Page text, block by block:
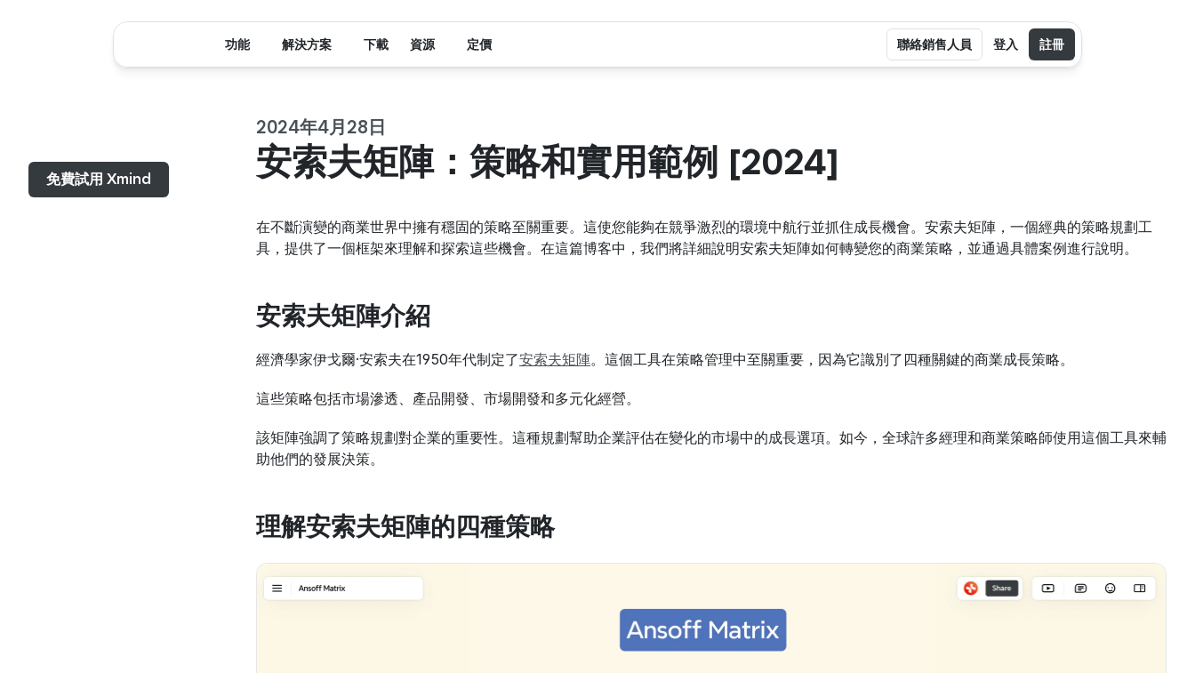
免費試用 Xmind
2024年4月28日
安索夫矩陣：策略和實用範例 [2024]
在不斷演變的商業世界中擁有穩固的策略至關重要。這使您能夠在競爭激烈的環境中航行並抓住成長機會。安索夫矩陣，一個經典的策略規劃工
具，提供了一個框架來理解和探索這些機會。在這篇博客中，我們將詳細說明安索夫矩陣如何轉變您的商業策略，並通過具體案例進行說明。
安索夫矩陣介紹
經濟學家伊戈爾·安索夫在1950年代制定了安索夫矩陣。這個工具在策略管理中至關重要，因為它識別了四種關鍵的商業成長策略。
這些策略包括市場滲透、產品開發、市場開發和多元化經營。
該矩陣強調了策略規劃對企業的重要性。這種規劃幫助企業評估在變化的市場中的成長選項。如今，全球許多經理和商業策略師使用這個工具來輔
助他們的發展決策。
理解安索夫矩陣的四種策略
功能 解決方案 下載 資源 定價 聯絡銷售人員 登入 註冊